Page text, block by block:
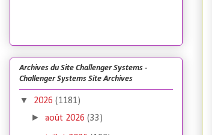
Archives du Site Challenger Systems -
Challenger Systems Site Archives
▼ 2026 (1181)
►août 2026(33)